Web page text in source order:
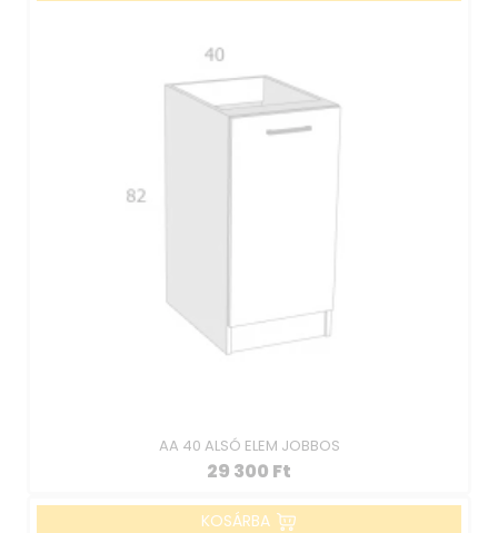
AA 40 ALSÓ ELEM JOBBOS
29 300 Ft
KOSÁRBA